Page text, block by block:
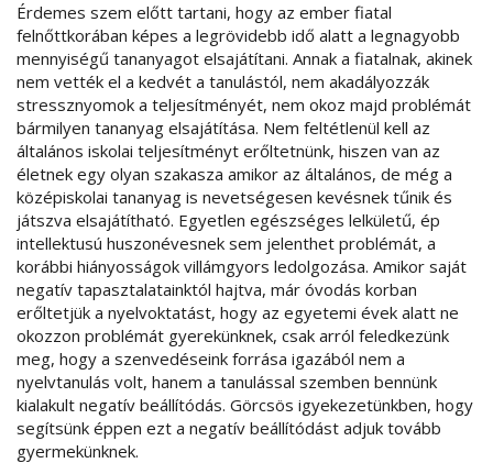
Érdemes szem előtt tartani, hogy az ember fiatal
felnőttkorában képes a legrövidebb idő alatt a legnagyobb
mennyiségű tananyagot elsajátítani. Annak a fiatalnak, akinek
nem vették el a kedvét a tanulástól, nem akadályozzák
stressznyomok a teljesítményét, nem okoz majd problémát
bármilyen tananyag elsajátítása. Nem feltétlenül kell az
általános iskolai teljesítményt erőltetnünk, hiszen van az
életnek egy olyan szakasza amikor az általános, de még a
középiskolai tananyag is nevetségesen kevésnek tűnik és
játszva elsajátítható. Egyetlen egészséges lelkületű, ép
intellektusú huszonévesnek sem jelenthet problémát, a
korábbi hiányosságok villámgyors ledolgozása. Amikor saját
negatív tapasztalatainktól hajtva, már óvodás korban
erőltetjük a nyelvoktatást, hogy az egyetemi évek alatt ne
okozzon problémát gyerekünknek, csak arról feledkezünk
meg, hogy a szenvedéseink forrása igazából nem a
nyelvtanulás volt, hanem a tanulással szemben bennünk
kialakult negatív beállítódás. Görcsös igyekezetünkben, hogy
segítsünk éppen ezt a negatív beállítódást adjuk tovább
gyermekünknek.